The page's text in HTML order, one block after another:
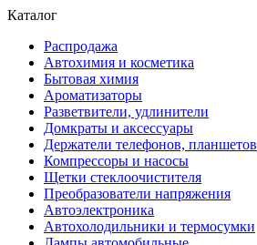
Каталог
Распродажа
Автохимия и косметика
Бытовая химия
Ароматизаторы
Разветвители, удлинители
Домкраты и аксессуары
Держатели телефонов, планшетов
Компрессоры и насосы
Щетки стеклоочистителя
Преобразователи напряжения
Автоэлектроника
Автохолодильники и термосумки